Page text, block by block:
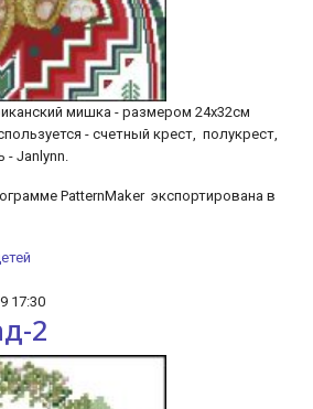
мишка - размером 24х32см
- счетный крест, полукрест,
Janlynn.
PatternMaker экспортирована в
17:30
2